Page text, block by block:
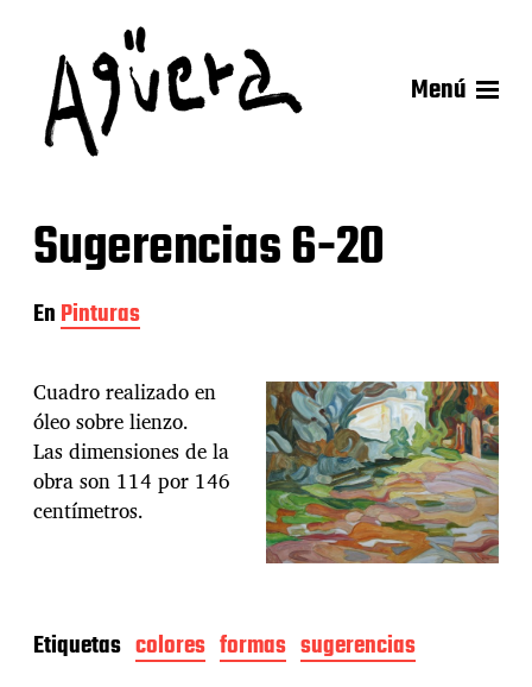
Menú
Sugerencias 6-20
EnPinturas
Cuadro realizado en
óleo sobre lienzo.
Las dimensiones de la
obra son 114 por 146
centímetros.
Etiquetas colores formas sugerencias